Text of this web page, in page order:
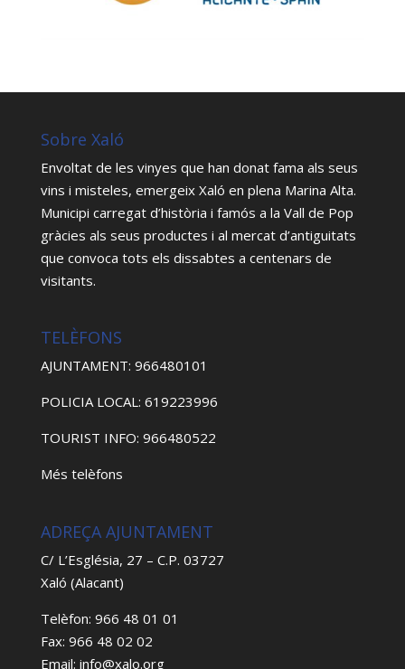
Sobre Xaló
Envoltat de les vinyes que han donat fama als seus
vins i misteles, emergeix Xaló en plena Marina Alta.
Municipi carregat d’història i famós a la Vall de Pop
gràcies als seus productes i al mercat d’antiguitats
que convoca tots els dissabtes a centenars de
visitants.
TELÈFONS
AJUNTAMENT: 966480101
POLICIA LOCAL: 619223996
TOURIST INFO: 966480522
Més telèfons
ADREÇA AJUNTAMENT
C/ L’Església, 27 – C.P. 03727
Xaló (Alacant)
Telèfon: 966 48 01 01
Fax: 966 48 02 02
Email: info@xalo.org